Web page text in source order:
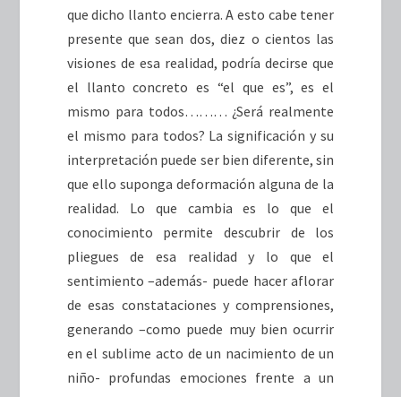
que dicho llanto encierra. A esto cabe tener
presente que sean dos, diez o cientos las
visiones de esa realidad, podría decirse que
el llanto concreto es “el que es”, es el
mismo para todos……… ¿Será realmente
el mismo para todos? La significación y su
interpretación puede ser bien diferente, sin
que ello suponga deformación alguna de la
realidad. Lo que cambia es lo que el
conocimiento permite descubrir de los
pliegues de esa realidad y lo que el
sentimiento –además- puede hacer aflorar
de esas constataciones y comprensiones,
generando –como puede muy bien ocurrir
en el sublime acto de un nacimiento de un
niño- profundas emociones frente a un